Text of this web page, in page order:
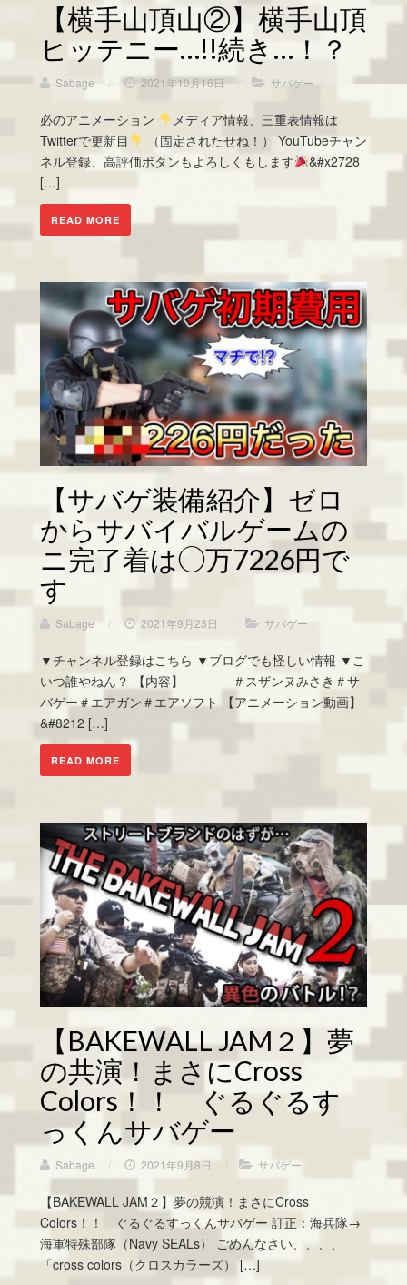
【横手山頂山②】横手山頂
ヒッテニー…!!続き…！？
Sabage / 2021年10月16日 サバゲー
必のアニメーション
メディア情報、三重表情報は
Twitterで更新目
（固定されたせね！） YouTubeチャン
ネル登録、高評価ボタンもよろしくもします
&#x2728
[…]
READ MORE
【サバゲ装備紹介】ゼロ
からサバイバルゲームの
ニ完了着は◯万7226円で
す
Sabage / 2021年9月23日 サバゲー
▼チャンネル登録はこちら ▼ブログでも怪しい情報 ▼こ
いつ誰やねん？ 【内容】———– ＃スザンヌみさき＃サ
バゲー＃エアガン＃エアソフト 【アニメーション動画】
&#8212 […]
READ MORE
【BAKEWALL JAM２】夢
の共演！まさにCross
Colors！！ ぐるぐるす
っくんサバゲー
Sabage / 2021年9月8日 サバゲー
【BAKEWALL JAM２】夢の競演！まさにCross
Colors！！ ぐるぐるすっくんサバゲー 訂正：海兵隊→
海軍特殊部隊（Navy SEALs） ごめんなさい、、、、
「cross colors（クロスカラーズ） […]